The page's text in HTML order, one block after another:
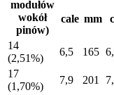
modułów
wokół
pinów)
cale mm
14
(2,51%)
6,5 165
17
(1,70%)
7,9 201